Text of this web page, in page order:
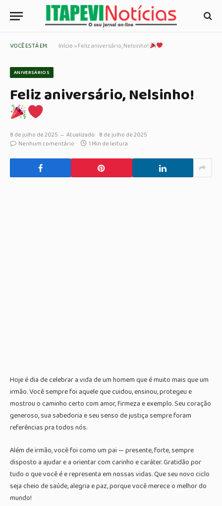
VOCÊ ESTÁ EM: Início »Feliz aniversário, Nelsinho!
ANIVERSÁRIOS
Feliz aniversário, Nelsinho!
8 de julho de 2025 Atualizado: 8 de julho de 2025
Nenhum comentário
1 Min de leitura
Hoje é dia de celebrar a vida de um homem que é muito mais que um
irmão. Você sempre foi aquele que cuidou, ensinou, protegeu e
mostrou o caminho certo com amor, firmeza e exemplo. Seu coração
generoso, sua sabedoria e seu senso de justiça sempre foram
referências pra todos nós.
Além de irmão, você foi como um pai — presente, forte, sempre
disposto a ajudar e a orientar com carinho e caráter. Gratidão por
tudo o que você é e representa em nossas vidas. Que seu novo ciclo
seja cheio de saúde, alegria e paz, porque você merece o melhor do
mundo!